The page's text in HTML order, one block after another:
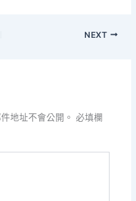
NEXT
地址不會公開。 必填欄